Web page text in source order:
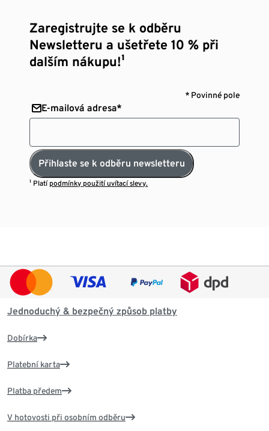
Zaregistrujte se k odběru
Newsletteru a ušetřete 10 % při
dalším nákupu!¹
* Povinné pole
E-mailová adresa*
Přihlaste se k odběru newsletteru
¹ Platí podmínky použití uvítací slevy.
Jednoduchý & bezpečný způsob platby
Dobírka
Platební karta
Platba předem
V hotovosti při osobním odběru